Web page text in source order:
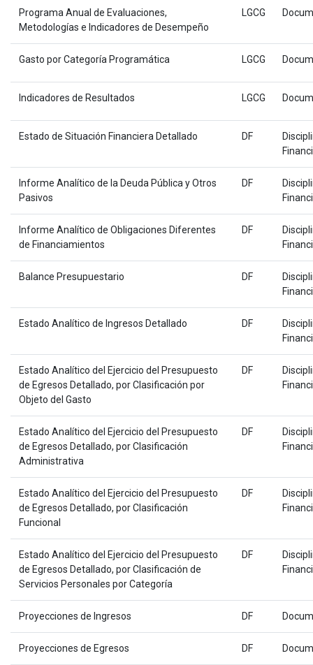
Programa Anual de Evaluaciones,
Metodologías e Indicadores de Desempeño
LGCG
Gasto por Categoría Programática LGCG
Indicadores de Resultados LGCG
Estado de Situación Financiera Detallado DF
Informe Analítico de la Deuda Pública y Otros
Pasivos
DF
Informe Analítico de Obligaciones Diferentes
de Financiamientos
DF
Balance Presupuestario DF
Estado Analítico de Ingresos Detallado DF
Estado Analítico del Ejercicio del Presupuesto
de Egresos Detallado, por Clasificación por
Objeto del Gasto
DF
Estado Analítico del Ejercicio del Presupuesto
de Egresos Detallado, por Clasificación
Administrativa
DF
Estado Analítico del Ejercicio del Presupuesto
de Egresos Detallado, por Clasificación
Funcional
DF
Estado Analítico del Ejercicio del Presupuesto
de Egresos Detallado, por Clasificación de
Servicios Personales por Categoría
DF
Proyecciones de Ingresos DF
Proyecciones de Egresos DF